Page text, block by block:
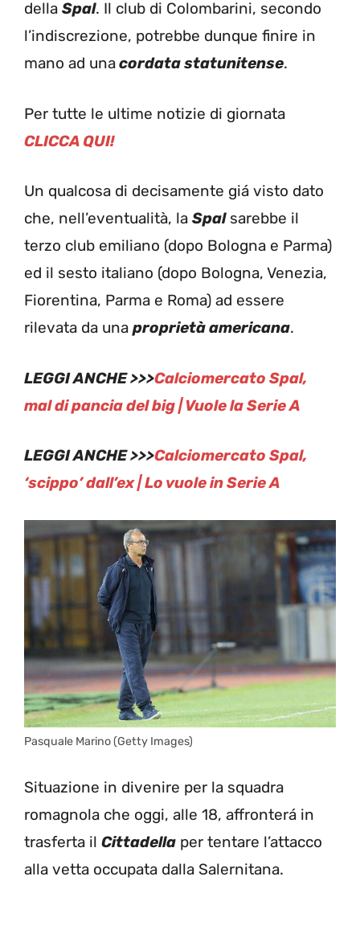
della Spal. Il club di Colombarini, secondo
l’indiscrezione, potrebbe dunque finire in
mano ad unacordata statunitense.
Per tutte le ultime notizie di giornata
CLICCA QUI!
Un qualcosa di decisamente giá visto dato
che, nell’eventualità, la Spal sarebbe il
terzo club emiliano (dopo Bologna e Parma)
ed il sesto italiano (dopo Bologna, Venezia,
Fiorentina, Parma e Roma) ad essere
rilevata da una proprietà americana.
LEGGI ANCHE >>>Calciomercato Spal,
mal di pancia del big | Vuole la Serie A
LEGGI ANCHE >>>Calciomercato Spal,
‘scippo’ dall’ex | Lo vuole in Serie A
Pasquale Marino (Getty Images)
Situazione in divenire per la squadra
romagnola che oggi, alle 18, affronterá in
trasferta il Cittadella per tentare l’attacco
alla vetta occupata dalla Salernitana.